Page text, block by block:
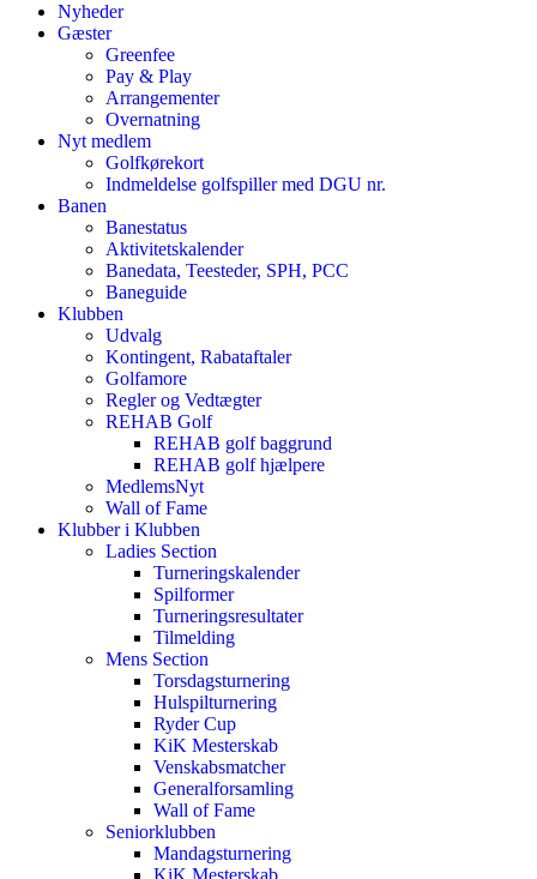
Nyheder
Gæster
Greenfee
Pay & Play
Arrangementer
Overnatning
Nyt medlem
Golfkørekort
Indmeldelse golfspiller med DGU nr.
Banen
Banestatus
Aktivitetskalender
Banedata, Teesteder, SPH, PCC
Baneguide
Klubben
Udvalg
Kontingent, Rabataftaler
Golfamore
Regler og Vedtægter
REHAB Golf
REHAB golf baggrund
REHAB golf hjælpere
MedlemsNyt
Wall of Fame
Klubber i Klubben
Ladies Section
Turneringskalender
Spilformer
Turneringsresultater
Tilmelding
Mens Section
Torsdagsturnering
Hulspilturnering
Ryder Cup
KiK Mesterskab
Venskabsmatcher
Generalforsamling
Wall of Fame
Seniorklubben
Mandagsturnering
KiK Mesterskab